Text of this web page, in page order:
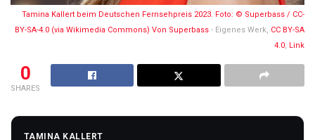
Tamina Kallert beim Deutschen Fernsehpreis 2023. Foto: © Superbass / CC-
BY-SA-4.0 (via Wikimedia Commons) Von Superbass - Eigenes Werk, CC BY-SA
4.0, Link
0
SHARES
TAMINA KALLERT